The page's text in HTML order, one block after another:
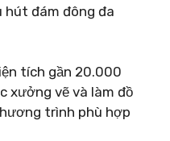
đám đông đa
tích gần 20.000
xưởng vẽ và làm đồ
trình phù hợp